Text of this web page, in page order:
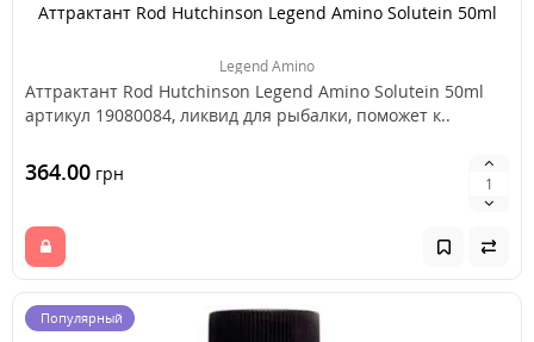
Аттрактант Rod Hutchinson Legend Amino Solutein 50ml
Legend Amino
Аттрактант Rod Hutchinson Legend Amino Solutein 50ml
артикул 19080084, ликвид для рыбалки, поможет к..
364.00 грн
Популярный